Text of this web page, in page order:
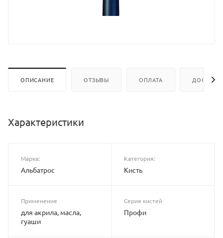
ОПИСАНИЕ ОТЗЫВЫ ОПЛАТА
Характеристики
Марка:
Альбатрос
Категория:
Кисть
Применение
для акрила, масла,
гуаши
Серия кистей
Профи